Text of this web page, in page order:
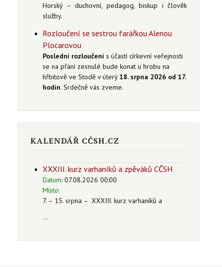
Horský – duchovní, pedagog, biskup i člověk
služby.
Rozloučení se sestrou farářkou Alenou
Plocarovou
Poslední rozloučení s účastí církevní veřejnosti
se na přání zesnulé bude konat u hrobu na
hřbitově ve Stodě v úterý18. srpna 2026 od 17.
hodin. Srdečně vás zveme.
KALENDÁŘ CČSH.CZ
XXXIII. kurz varhaníků a zpěváků CČSH
Datum: 07.08.2026 00:00
Místo:
7. – 15. srpna – XXXIII. kurz varhaníků a
...